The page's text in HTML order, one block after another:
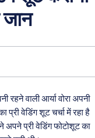
रहने वाली आर्या वोरा अपनी
प्री वेडिंग शूट चर्चा में रहा है
अपने प्री वेडिंग फोटोशूट का